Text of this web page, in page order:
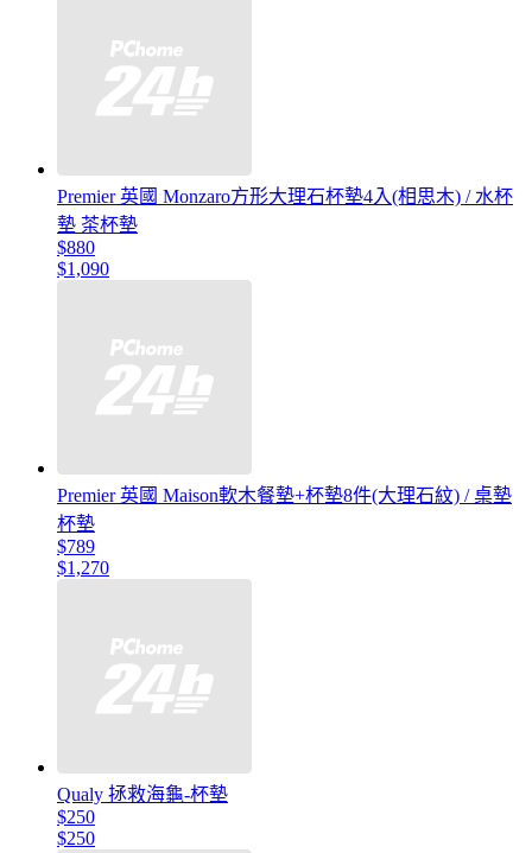
Premier 英國 Monzaro方形大理石杯墊4入(相思木) / 水杯
墊 茶杯墊
$880
$1,090
Premier 英國 Maison軟木餐墊+杯墊8件(大理石紋) / 桌墊
杯墊
$789
$1,270
Qualy 拯救海龜-杯墊
$250
$250